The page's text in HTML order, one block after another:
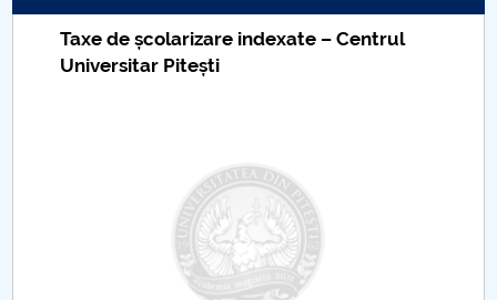
Taxe de școlarizare indexate – Centrul
Universitar Pitești